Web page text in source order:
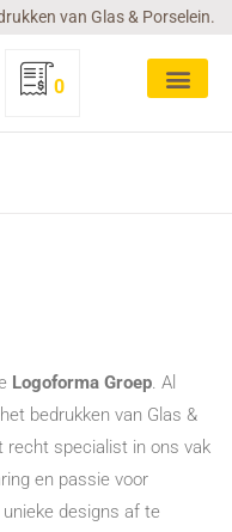
van Glas & Porselein.
0
Logoforma Groep. Al
bedrukken van Glas &
recht specialist in ons vak
en passie voor
designs af te